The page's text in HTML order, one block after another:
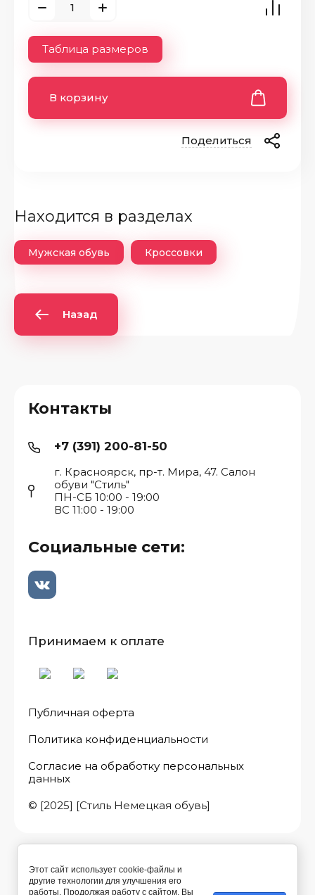
Таблица размеров
В корзину
Поделиться
Находится в разделах
Мужская обувь Кроссовки
Назад
Публичная оферта
Политика конфиденциальности
Согласие на обработку персональных
данных
© [2025] [Стиль Немецкая обувь]
Контакты
+7 (391) 200-81-50
г. Красноярск, пр-т. Мира, 47. Салон
обуви "Стиль"
ПН-СБ 10:00 - 19:00
ВС 11:00 - 19:00
Социальные сети:
Принимаем к оплате
Этот сайт использует cookie-файлы и
другие технологии для улучшения его
работы. Продолжая работу с сайтом, Вы